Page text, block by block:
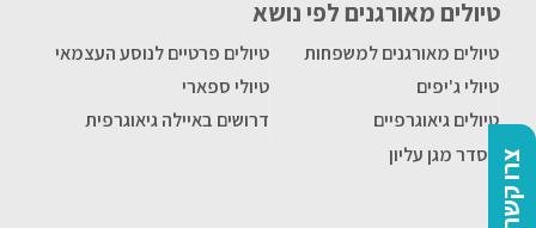
צרו קשר
טיולים מאורגנים לפי נושא
טיולים מאורגנים למשפחות
טיולים פרטיים לנוסע העצמאי
טיולי ג'יפים
טיולי ספארי
טיולים גיאוגרפיים
דרושים באיילה גיאוגרפית
הסדר מגן עליון